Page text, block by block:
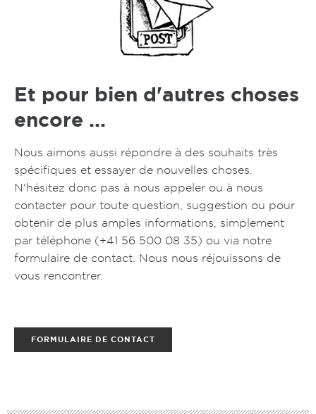
Et pour bien d'autres choses
encore ...
Nous aimons aussi répondre à des souhaits très
spécifiques et essayer de nouvelles choses.
N'hésitez donc pas à nous appeler ou à nous
contacter pour toute question, suggestion ou pour
obtenir de plus amples informations, simplement
par téléphone (+41 56 500 08 35) ou via notre
formulaire de contact. Nous nous réjouissons de
vous rencontrer.
FORMULAIRE DE CONTACT